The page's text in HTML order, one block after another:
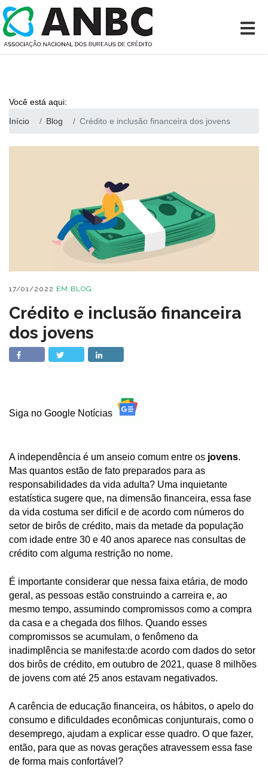
Você está aqui:
Início
Blog Crédito e inclusão financeira dos jovens
17/01/2022 EM BLOG
Crédito e inclusão financeira
dos jovens
Siga no Google Notícias
A independência é um anseio comum entre os jovens.
Mas quantos estão de fato preparados para as
responsabilidades da vida adulta? Uma inquietante
estatística sugere que, na dimensão financeira, essa fase
da vida costuma ser difícil e de acordo com números do
setor de birôs de crédito, mais da metade da população
com idade entre 30 e 40 anos aparece nas consultas de
crédito com alguma restrição no nome.
É importante considerar que nessa faixa etária, de modo
geral, as pessoas estão construindo a carreira e, ao
mesmo tempo, assumindo compromissos como a compra
da casa e a chegada dos filhos. Quando esses
compromissos se acumulam, o fenômeno da
inadimplência se manifesta:de acordo com dados do setor
dos birôs de crédito, em outubro de 2021, quase 8 milhões
de jovens com até 25 anos estavam negativados.
A carência de educação financeira, os hábitos, o apelo do
consumo e dificuldades econômicas conjunturais, como o
desemprego, ajudam a explicar esse quadro. O que fazer,
então, para que as novas gerações atravessem essa fase
de forma mais confortável?